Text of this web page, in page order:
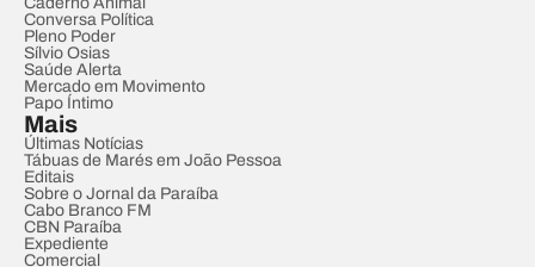
Conversa Política
Pleno Poder
Sílvio Osias
Saúde Alerta
Mercado em Movimento
Papo Íntimo
Mais
Últimas Notícias
Tábuas de Marés em João Pessoa
Editais
Sobre o Jornal da Paraíba
Cabo Branco FM
CBN Paraíba
Expediente
Comercial